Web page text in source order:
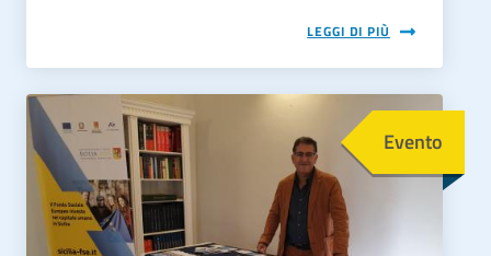
LEGGI DI PIÙ
Immagine
Evento